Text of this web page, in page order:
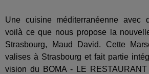
Une cuisine méditerranéenne avec
voilà ce que nous propose la
Strasbourg, Maud David. Cette
valises à Strasbourg et fait partie
vision du BOMA - LE